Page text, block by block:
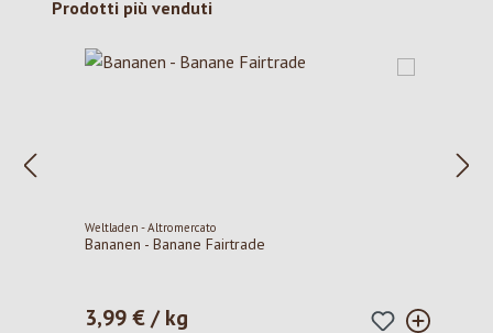
Salta la galleria dei prodotti
Prodotti più venduti
Weltladen - Altromercato
Bananen - Banane Fairtrade
Prezzo normale:
3,99 € / kg